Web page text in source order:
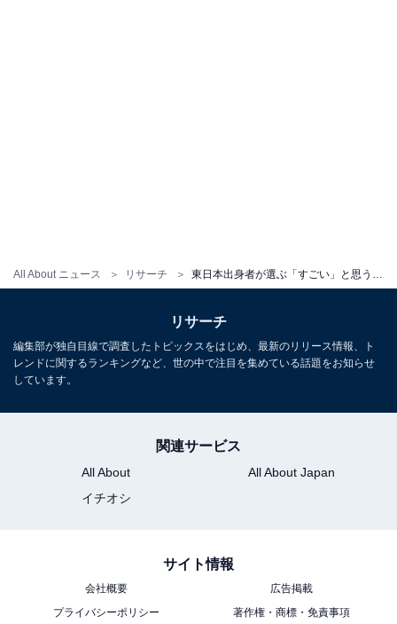
All About ニュース リサーチ
リサーチ
編集部が独自目線で調査したトピックスをはじめ、最新のリリース情報、ト
レンドに関するランキングなど、世の中で注目を集めている話題をお知らせ
しています。
関連サービス
All About
All About Japan
イチオシ
サイト情報
会社概要
広告掲載
プライバシーポリシー
著作権・商標・免責事項